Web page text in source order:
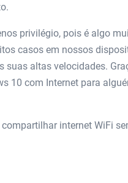
privilégio, pois é algo
casos em nossos
altas velocidades.
10 com Internet para
internet WiFi